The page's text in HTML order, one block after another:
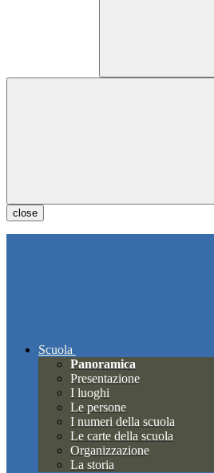
close
Scuola
Panoramica
Presentazione
I luoghi
Le persone
I numeri della scuola
Le carte della scuola
Organizzazione
La storia